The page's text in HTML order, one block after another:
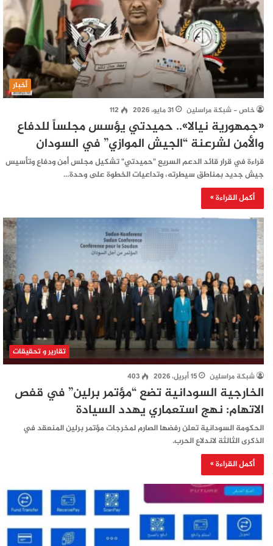
أخبار
خاص - شبكة مراسلين 31 مايو، 2026 112
«جمهورية نيالا».. حميدتي يؤسس مجلساً للدفاع
والأمن لشرعنة “الجيش الموازي” في السودان
قراءة في قرار قائد الدعم السريع "حميدتي" تشكيل مجلس أمن ودفاع وتأسيس
جيش جديد بمناطق سيطرته، وتداعيات الخطوة على وحدة…
أكمل القراءة »
تقارير و تحقيقات
شبكة مراسلين 15 أبريل، 2026 403
الخارجية السودانية تضع “مؤتمر برلين” في قفص
الاتهام: نهج استعماري يهدد السيادة
الحكومة السودانية تعلن رفضها الصارم لمخرجات مؤتمر برلين المنعقد في
الذكرى الثالثة لاندلاع الحرب.
أكمل القراءة »